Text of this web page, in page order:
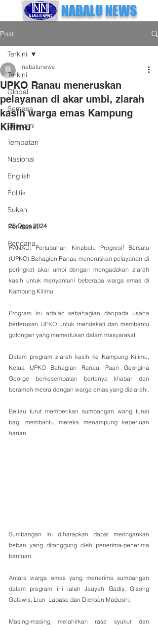
NABALU NEWS
Post
Terkini
Global
Semasa
Ekonomi
Tempatan
Nasional
English
Politik
Sukan
Pendapat
Rencana
Terkini
UPKO Ranau meneruskan
pelayanan di akar umbi, ziarah
kasih warga emas Kampung
Kilimu
nabalunews
26 Ogos 2024
RANAU: Pertubuhan Kinabalu Progresif Bersatu
(UPKO) Bahagian Ranau meneruskan pelayanan di
peringkat akar umbi dengan mengadakan ziarah
kasih untuk menyantuni beberapa warga emas di
Kampung Kilimu.
Program ini adalah sebahagian daripada usaha
berterusan UPKO untuk mendekati dan membantu
golongan yang memerlukan dalam masyarakat.
Dalam program ziarah kasih ke Kampung Kilimu,
Ketua UPKO Bahagian Ranau, Puan Georgina
George berkesempatan bertanya khabar dan
Beliau turut memberikan sumbangan wang tunai
bagi membantu mereka menampung keperluan
harian.
Sumbangan ini diharapkan dapat meringankan
beban yang ditanggung oleh penerima-penerima
bantuan.
Antara warga emas yang menerima sumbangan
dalam program ini ialah Jauyah Gadis, Gisong
Galawis, Liun  Labasa dan Dickson Madusin.
Masing-masing melahirkan rasa syukur dan